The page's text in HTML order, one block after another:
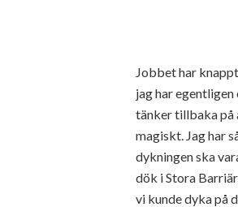
Jobbet har
jag har
tänker tillbaka på
magiskt. Jag har
dykningen ska
dök i Stora
vi kunde dyka på